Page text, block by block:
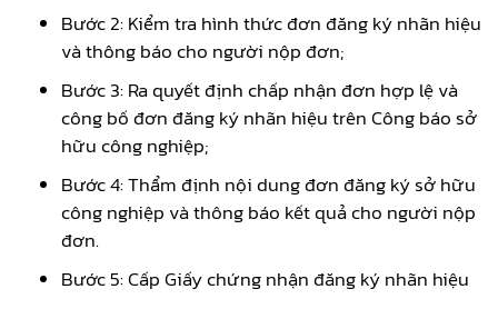
Bước 2: Kiểm tra hình thức đơn đăng ký nhãn hiệu
và thông báo cho người nộp đơn;
Bước 3: Ra quyết định chấp nhận đơn hợp lệ và
công bố đơn đăng ký nhãn hiệu trên Công báo sở
hữu công nghiệp;
Bước 4: Thẩm định nội dung đơn đăng ký sở hữu
công nghiệp và thông báo kết quả cho người nộp
đơn.
Bước 5: Cấp Giấy chứng nhận đăng ký nhãn hiệu